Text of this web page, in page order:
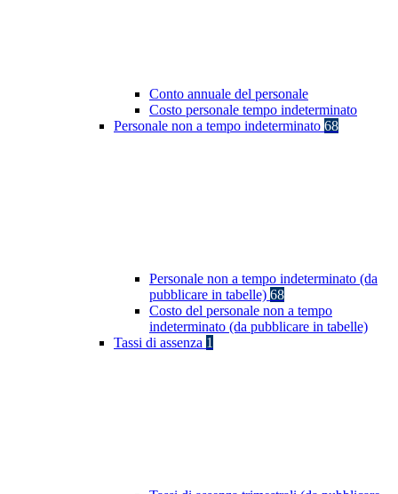
Conto annuale del personale
Costo personale tempo indeterminato
Personale non a tempo indeterminato 68
Personale non a tempo indeterminato (da
pubblicare in tabelle) 68
Costo del personale non a tempo
indeterminato (da pubblicare in tabelle)
Tassi di assenza 1